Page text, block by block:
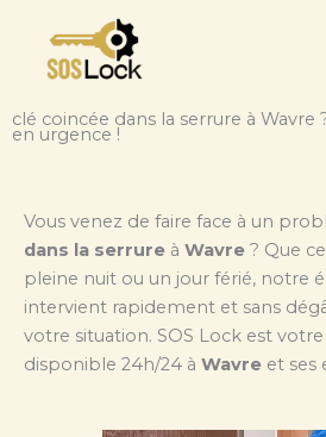
contenu
clé coincée dans la serrure à Wavre
en urgence !
Vous venez de faire face à un
dans la serrure à Wavre ? Que
pleine nuit ou un jour férié, notre
intervient rapidement et sans
votre situation. SOS Lock est
disponible 24h/24 à Wavre et ses